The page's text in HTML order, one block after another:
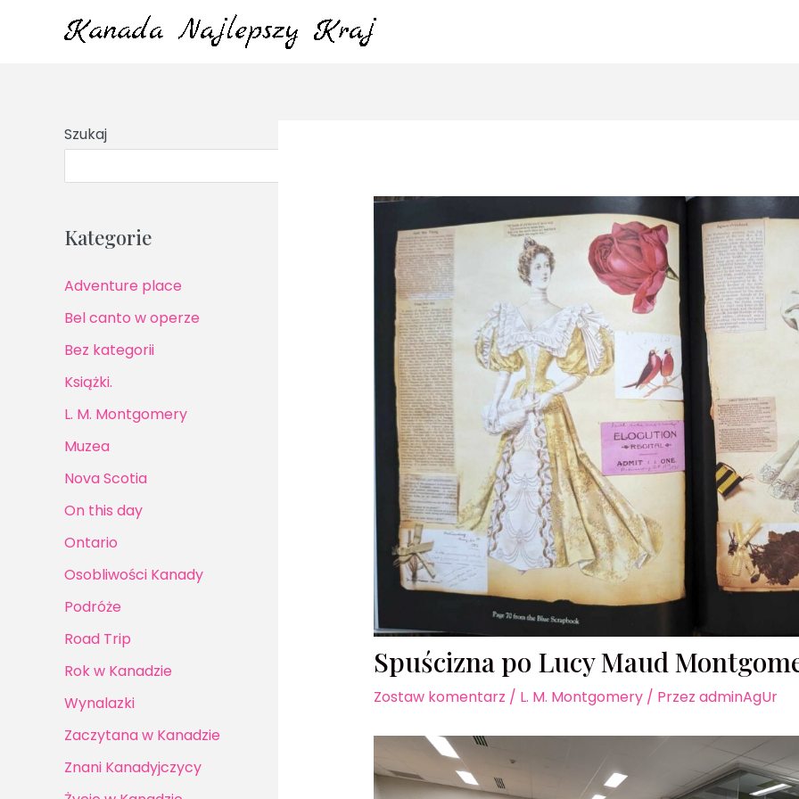
Szukaj
Kategorie
Adventure place
Bel canto w operze
Bez kategorii
Książki.
L. M. Montgomery
Muzea
Nova Scotia
On this day
Ontario
Osobliwości Kanady
Podróże
Road Trip
Rok w Kanadzie
Wynalazki
Zaczytana w Kanadzie
Znani Kanadyjczycy
Spuścizna po Lucy Maud
Zostaw komentarz / L. M. Montgomery/ Przez adminAgUr